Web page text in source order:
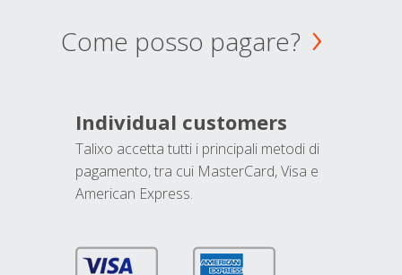
Come posso pagare?
Individual customers
Talixo accetta tutti i principali metodi di
pagamento, tra cui MasterCard, Visa e
American Express.